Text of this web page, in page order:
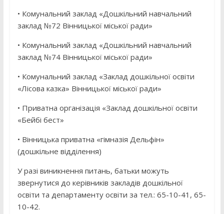
• Комунальний заклад «Дошкільний навчальний
заклад №72 Вінницької міської ради»
• Комунальний заклад «Дошкільний навчальний
заклад №74 Вінницької міської ради»
• Комунальний заклад «Заклад дошкільної освіти
«Лісова казка» Вінницької міської ради»
• Приватна організація «Заклад дошкільної освіти
«Бейбі бест»
• Вінницька приватна «гімназія Дельфін»
(дошкільне відділення)
У разі виникнення питань, батьки можуть
звернутися до керівників закладів дошкільної
освіти та департаменту освіти за тел.: 65-10-41, 65-
10-42.